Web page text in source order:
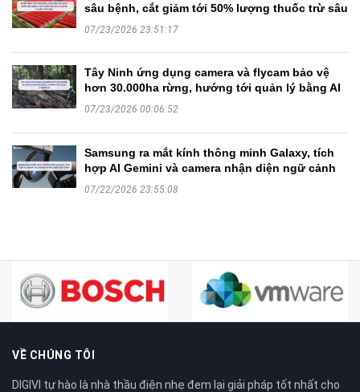
sâu bệnh, cắt giảm tới 50% lượng thuốc trừ sâu
07/23/2026 23:51:17
Tây Ninh ứng dụng camera và flycam bảo vệ
hơn 30.000ha rừng, hướng tới quản lý bằng AI
07/23/2026 00:06:52
Samsung ra mắt kính thông minh Galaxy, tích
hợp AI Gemini và camera nhận diện ngữ cảnh
07/22/2026 23:55:08
VỀ CHÚNG TÔI
DIGIVI tự hào là nhà thầu điện nhẹ đem lại giải pháp tốt nhất cho